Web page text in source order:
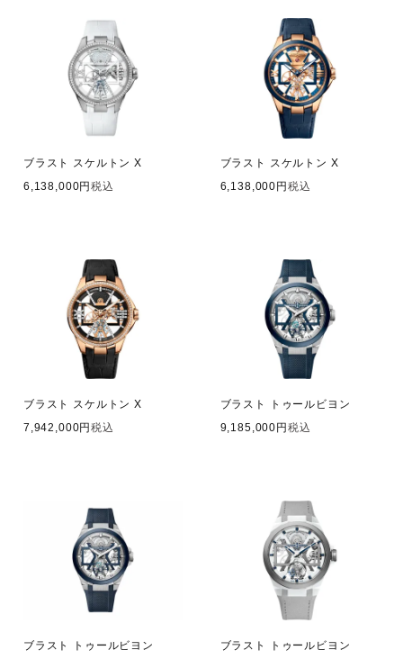
ブラスト スケルトン X
6,138,000
税込
ブラスト スケルトン X
6,138,000
税込
ブラスト スケルトン X
7,942,000
税込
ブラスト トゥールビヨン
9,185,000
税込
ブラスト トゥールビヨン ブラスト トゥールビヨン